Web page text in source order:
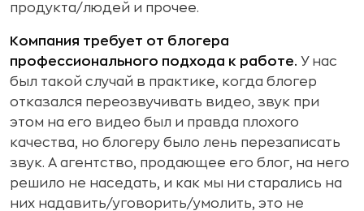
продукта/людей и прочее.
Компания требует от блогера
профессионального подхода к работе. У нас
был такой случай в практике, когда блогер
отказался переозвучивать видео, звук при
этом на его видео был и правда плохого
качества, но блогеру было лень перезаписать
звук. А агентство, продающее его блог, на него
решило не наседать, и как мы ни старались на
них надавить/уговорить/умолить, это не